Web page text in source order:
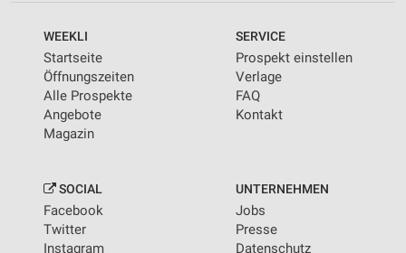
WEEKLI
Startseite
Öffnungszeiten
Alle Prospekte
Angebote
Magazin
SERVICE
Prospekt einstellen
Verlage
FAQ
Kontakt
SOCIAL
Facebook
Twitter
Instagram
UNTERNEHMEN
Jobs
Presse
Datenschutz